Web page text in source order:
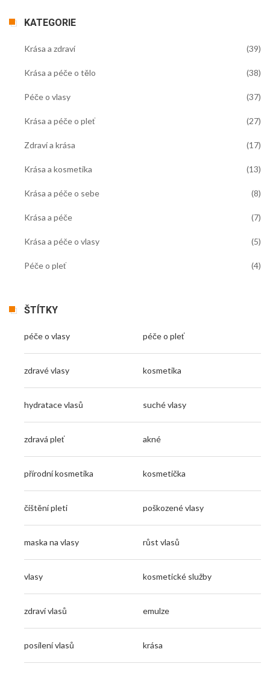
KATEGORIE
Krása a zdraví (39)
Krása a péče o tělo (38)
Péče o vlasy (37)
Krása a péče o pleť (27)
Zdraví a krása (17)
Krása a kosmetika (13)
Krása a péče o sebe (8)
Krása a péče (7)
Krása a péče o vlasy (5)
Péče o pleť (4)
ŠTÍTKY
péče o vlasy péče o pleť
zdravé vlasy kosmetika
hydratace vlasů suché vlasy
zdravá pleť akné
přírodní kosmetika kosmetička
čištění pleti poškozené vlasy
maska na vlasy růst vlasů
vlasy kosmetické služby
zdraví vlasů emulze
posílení vlasů krása